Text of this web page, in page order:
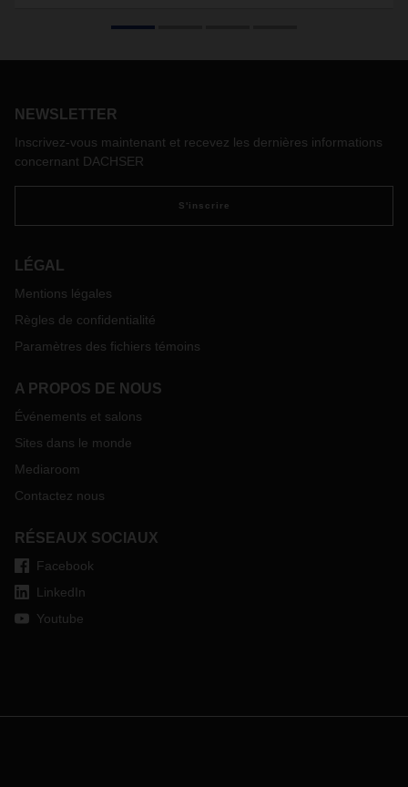
euronational et les besoins de nos clients de déléguer la
employé(e)s administratif(ve)s douane en collaboration
NEWSLETTER
Inscrivez-vous maintenant et recevez les dernières informations
concernant DACHSER
S'inscrire
LÉGAL
Mentions légales
Règles de confidentialité
Paramètres des fichiers témoins
A PROPOS DE NOUS
Événements et salons
Sites dans le monde
Mediaroom
Contactez nous
RÉSEAUX SOCIAUX
Facebook
LinkedIn
Youtube